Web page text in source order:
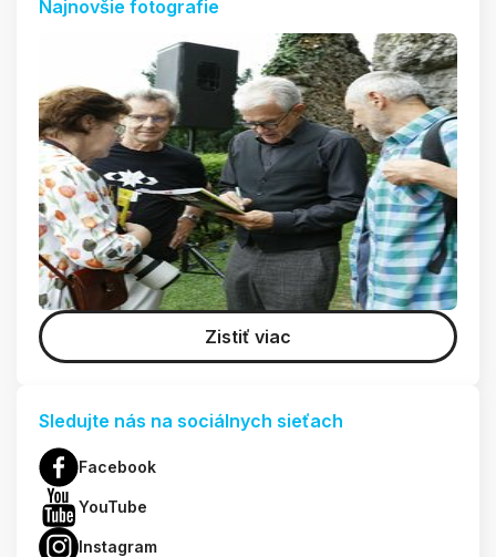
Najnovšie fotografie
Zistiť viac
Sledujte nás na sociálnych sieťach
Facebook
YouTube
Instagram